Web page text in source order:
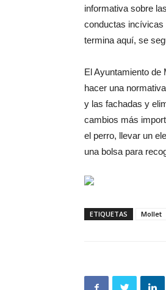
informativa sobre
conductas incívicas
termina aquí, se
El Ayuntamiento de
hacer una
y las fachadas y
cambios más
el perro, llevar un
una bolsa para
ETIQUETAS Mollet